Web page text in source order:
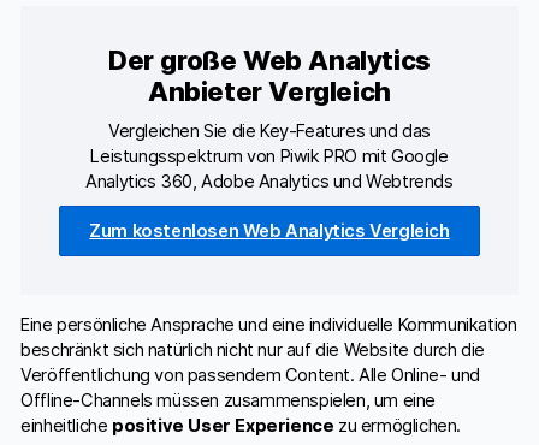
Der große Web Analytics
Anbieter Vergleich
Vergleichen Sie die Key-Features und das
Leistungsspektrum von Piwik PRO mit Google
Analytics 360, Adobe Analytics und Webtrends
Zum kostenlosen Web Analytics Vergleich
Eine persönliche Ansprache und eine individuelle Kommunikation
beschränkt sich natürlich nicht nur auf die Website durch die
Veröffentlichung von passendem Content. Alle Online- und
Offline-Channels müssen zusammenspielen, um eine
einheitliche positive User Experience zu ermöglichen.